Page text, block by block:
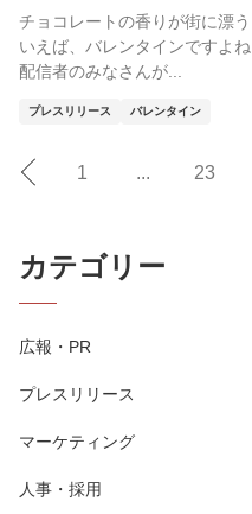
チョコレートの香りが街に漂
いえば、バレンタインですよ
配信者のみなさんが...
プレスリリース バレンタイン
1 ... 23
カテゴリー
広報・PR
プレスリリース
マーケティング
人事・採用